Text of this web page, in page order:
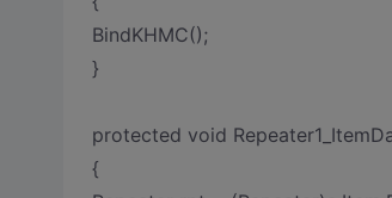
BindKHMC();
}
protected void
{